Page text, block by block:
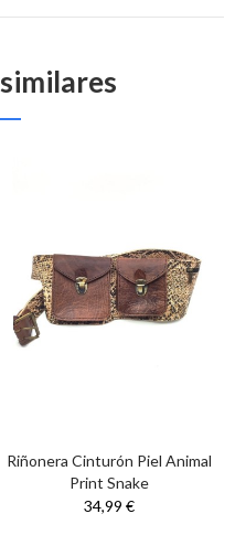
Riñonera Cinturón Piel Animal
Print Snake
34,99 €